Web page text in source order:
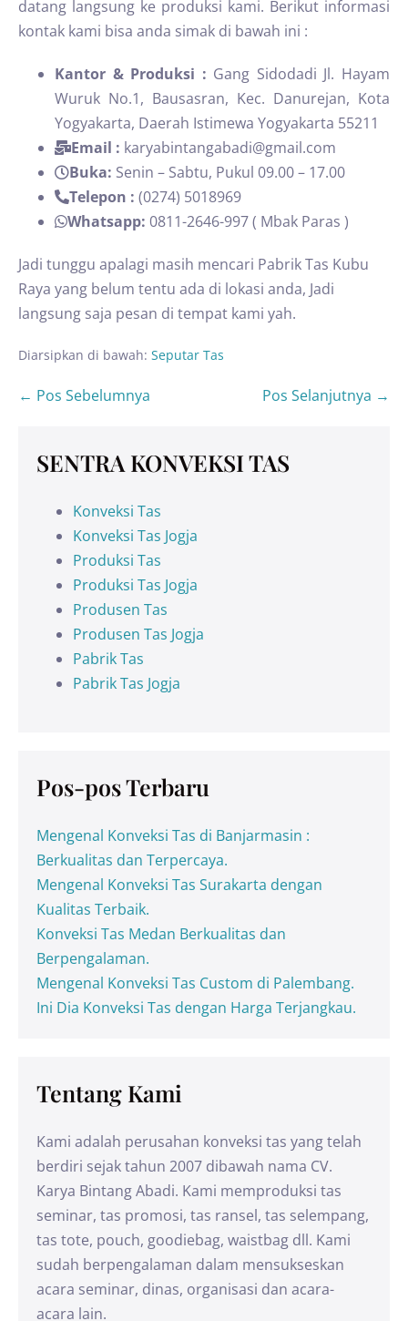
datang langsung ke produksi kami. Berikut informasi
kontak kami bisa anda simak di bawah ini :
Kantor & Produksi : Gang Sidodadi Jl. Hayam
Wuruk No.1, Bausasran, Kec. Danurejan, Kota
Yogyakarta, Daerah Istimewa Yogyakarta 55211
Email : karyabintangabadi@gmail.com
Buka: Senin – Sabtu, Pukul 09.00 – 17.00
Telepon : (0274) 5018969
Whatsapp: 0811-2646-997 ( Mbak Paras )
Jadi tunggu apalagi masih mencari Pabrik Tas Kubu
Raya yang belum tentu ada di lokasi anda, Jadi
langsung saja pesan di tempat kami yah.
Diarsipkan di bawah: Seputar Tas
← Pos Sebelumnya Pos Selanjutnya →
SENTRA KONVEKSI TAS
Konveksi Tas
Konveksi Tas Jogja
Produksi Tas
Produksi Tas Jogja
Produsen Tas
Produsen Tas Jogja
Pabrik Tas
Pabrik Tas Jogja
Pos-pos Terbaru
Mengenal Konveksi Tas di Banjarmasin :
Berkualitas dan Terpercaya.
Mengenal Konveksi Tas Surakarta dengan
Kualitas Terbaik.
Konveksi Tas Medan Berkualitas dan
Berpengalaman.
Mengenal Konveksi Tas Custom di Palembang.
Ini Dia Konveksi Tas dengan Harga Terjangkau.
Tentang Kami
Kami adalah perusahan konveksi tas yang telah
berdiri sejak tahun 2007 dibawah nama CV.
Karya Bintang Abadi. Kami memproduksi tas
seminar, tas promosi, tas ransel, tas selempang,
tas tote, pouch, goodiebag, waistbag dll. Kami
sudah berpengalaman dalam mensukseskan
acara seminar, dinas, organisasi dan acara-
acara lain.